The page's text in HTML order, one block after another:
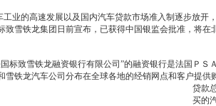
业的高速发展以及国内汽车贷款市场准入制逐步放开
致雪铁龙集团日前宣布，已获得中国银监会批准，将在
致雪铁龙融资银行有限公司”的融资银行是法国ＰＳ
雪铁龙汽车公司分布在全球各地的经销网点和客户提供
贷款
买的